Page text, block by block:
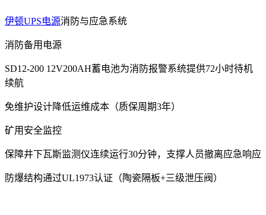
伊顿UPS电源消防与应急系统‌
‌消防备用电源‌
SD12-200 12V200AH蓄电池为消防报警系统提供72小时待机
续航
免维护设计降低运维成本（质保周期3年）
‌矿用安全监控‌
保障井下瓦斯监测仪连续运行30分钟，支撑人员撤离应急响应
防爆结构通过UL1973认证（陶瓷隔板+三级泄压阀）